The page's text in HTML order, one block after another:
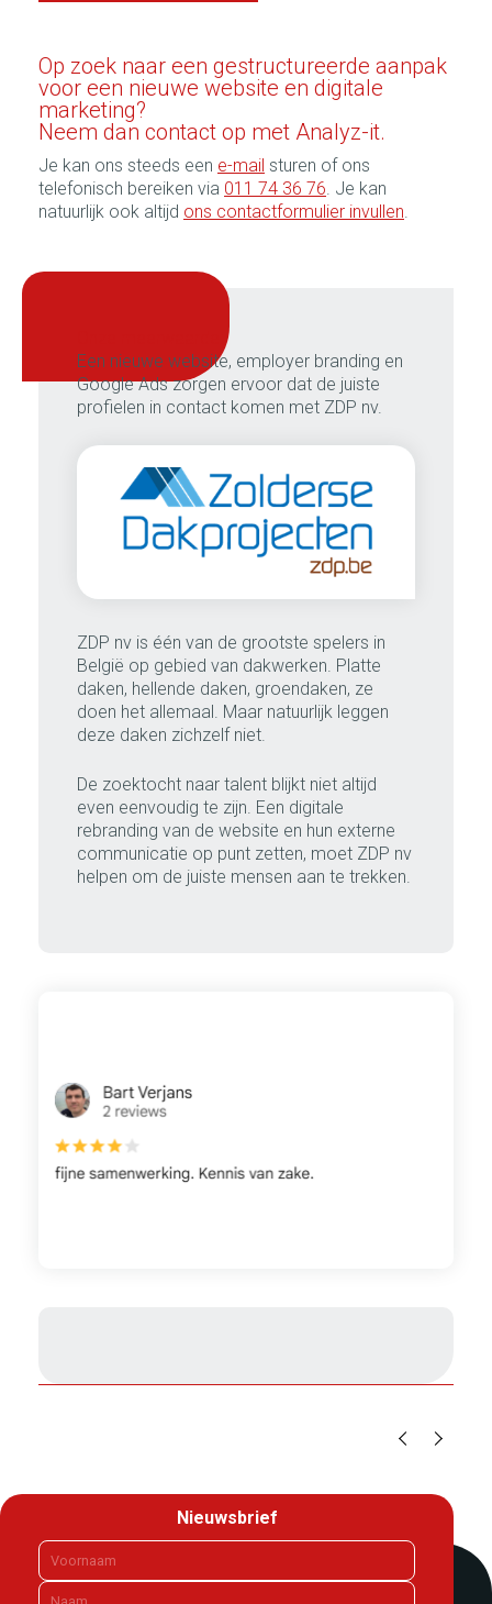
Een nieuwe website, employer branding en
Google Ads zorgen ervoor dat de juiste
profielen in contact komen met ZDP nv.
ZDP nv is één van de grootste spelers in
België op gebied van dakwerken. Platte
daken, hellende daken, groendaken, ze
doen het allemaal. Maar natuurlijk leggen
deze daken zichzelf niet.
De zoektocht naar talent blijkt niet altijd
even eenvoudig te zijn. Een digitale
rebranding van de website en hun externe
communicatie op punt zetten, moet ZDP nv
helpen om de juiste mensen aan te trekken.
Op zoek naar een gestructureerde aanpak
voor een nieuwe website en digitale
marketing?
Neem dan contact op met Analyz-it.
Je kan ons steeds een e-mail sturen of ons
telefonisch bereiken via 011 74 36 76. Je kan
natuurlijk ook altijd ons contactformulier invullen.
Nieuwsbrief